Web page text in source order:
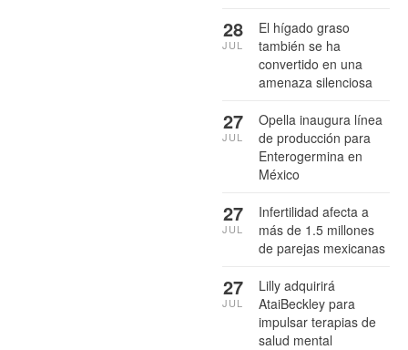
El hígado graso
también se ha
convertido en una
amenaza silenciosa
28
JUL
Opella inaugura línea
de producción para
Enterogermina en
México
27
JUL
Infertilidad afecta a
más de 1.5 millones
de parejas mexicanas
27
JUL
Lilly adquirirá
AtaiBeckley para
impulsar terapias de
salud mental
27
JUL